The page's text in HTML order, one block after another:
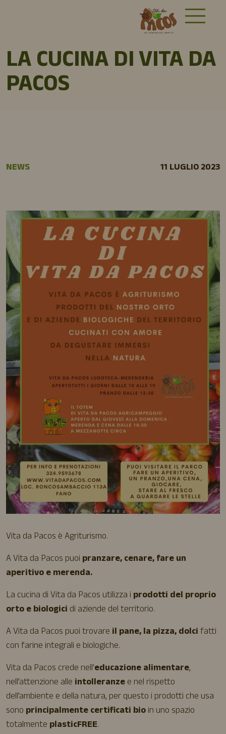
LA CUCINA DI VITA DA
PACOS
NEWS 11 LUGLIO 2023
Vita da Pacos è Agriturismo.
A Vita da Pacos puoi pranzare, cenare, fare un
aperitivo e merenda.
La cucina di Vita da Pacos utilizza i prodotti del proprio
orto e biologici di aziende del territorio.
A Vita da Pacos puoi trovare il pane, la pizza, dolcifatti
con farine integrali e biologiche.
Vita da Pacos crede nell’educazione alimentare,
nell’attenzione alle intolleranzee nel rispetto
dell’ambiente e della natura, per questo i prodotti che usa
sono principalmente certificati bioin uno spazio
totalmente plasticFREE.